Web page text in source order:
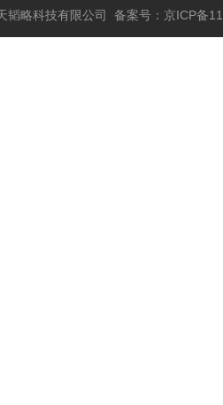
韬略科技有限公司 备案号：京ICP备